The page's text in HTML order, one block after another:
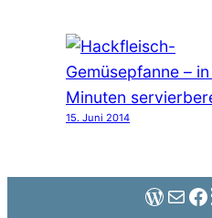
15. Juni 2014
WordPress E-Mail Facebook